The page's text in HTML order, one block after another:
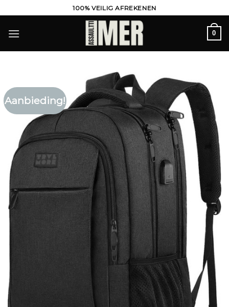
naar
inhoud
100% VEILIG AFREKENEN
0
Aanbieding!